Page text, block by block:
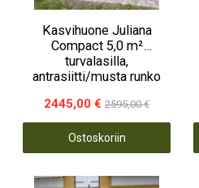
Kasvihuone Juliana
Compact 5,0 m²
turvalasilla,
antrasiitti/musta runko
2445,00 € 2595,00 €
Ostoskoriin